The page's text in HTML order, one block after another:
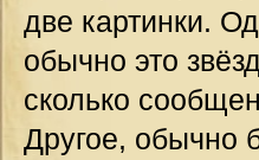
две картинки.
обычно это
сколько
Другое, обычно